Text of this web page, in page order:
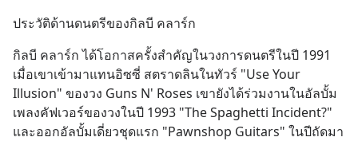
ประวัติด้านดนตรีของกิลบี คลาร์ก
กิลบี คลาร์ก ได้โอกาสครั้งสำคัญในวงการดนตรีในปี 1991
เมื่อเขาเข้ามาแทนอิซซี่ สตราดลินในทัวร์ "Use Your
Illusion" ของวง Guns N' Roses เขายังได้ร่วมงานในอัลบั้ม
เพลงคัฟเวอร์ของวงในปี 1993 "The Spaghetti Incident?"
และออกอัลบั้มเดี่ยวชุดแรก "Pawnshop Guitars" ในปีถัดมา